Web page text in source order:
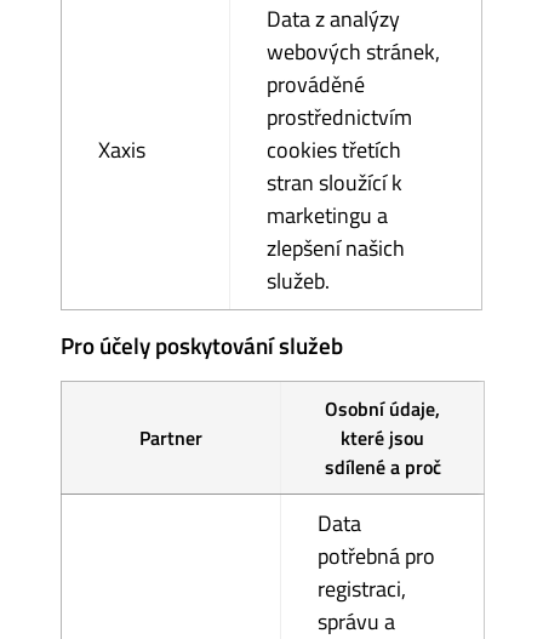
Xaxis
Data z analýzy
webových stránek,
prováděné
prostřednictvím
cookies třetích
stran sloužící k
marketingu a
zlepšení našich
služeb.
Pro účely poskytování služeb
Partner
Osobní údaje,
které jsou
sdílené a proč
Data
potřebná pro
registraci,
správu a